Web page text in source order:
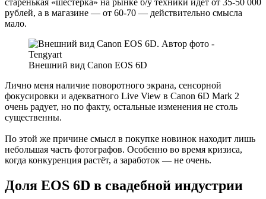
старенькая «шестёрка» на рынке б/у техники идёт от 35-50 000
рублей, а в магазине — от 60-70 — действительно смысла
мало.
Внешний вид Canon EOS 6D
Лично меня наличие поворотного экрана, сенсорной
фокусировки и адекватного Live View в Canon 6D Mark 2
очень радует, но по факту, остальные изменения не столь
существенны.
По этой же причине смысл в покупке новинок находит лишь
небольшая часть фотографов. Особенно во время кризиса,
когда конкуренция растёт, а заработок — не очень.
Доля EOS 6D в свадебной индустрии